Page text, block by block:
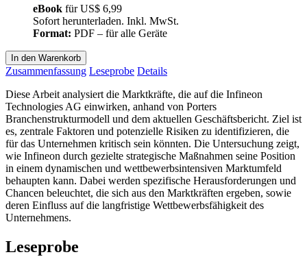
eBook fürUS$ 6,99
Sofort herunterladen. Inkl. MwSt.
Format: PDF – für alle Geräte
In den Warenkorb
Zusammenfassung Leseprobe Details
Diese Arbeit analysiert die Marktkräfte, die auf die Infineon
Technologies AG einwirken, anhand von Porters
Branchenstrukturmodell und dem aktuellen Geschäftsbericht. Ziel ist
es, zentrale Faktoren und potenzielle Risiken zu identifizieren, die
für das Unternehmen kritisch sein könnten. Die Untersuchung zeigt,
wie Infineon durch gezielte strategische Maßnahmen seine Position
in einem dynamischen und wettbewerbsintensiven Marktumfeld
behaupten kann. Dabei werden spezifische Herausforderungen und
Chancen beleuchtet, die sich aus den Marktkräften ergeben, sowie
deren Einfluss auf die langfristige Wettbewerbsfähigkeit des
Unternehmens.
Leseprobe